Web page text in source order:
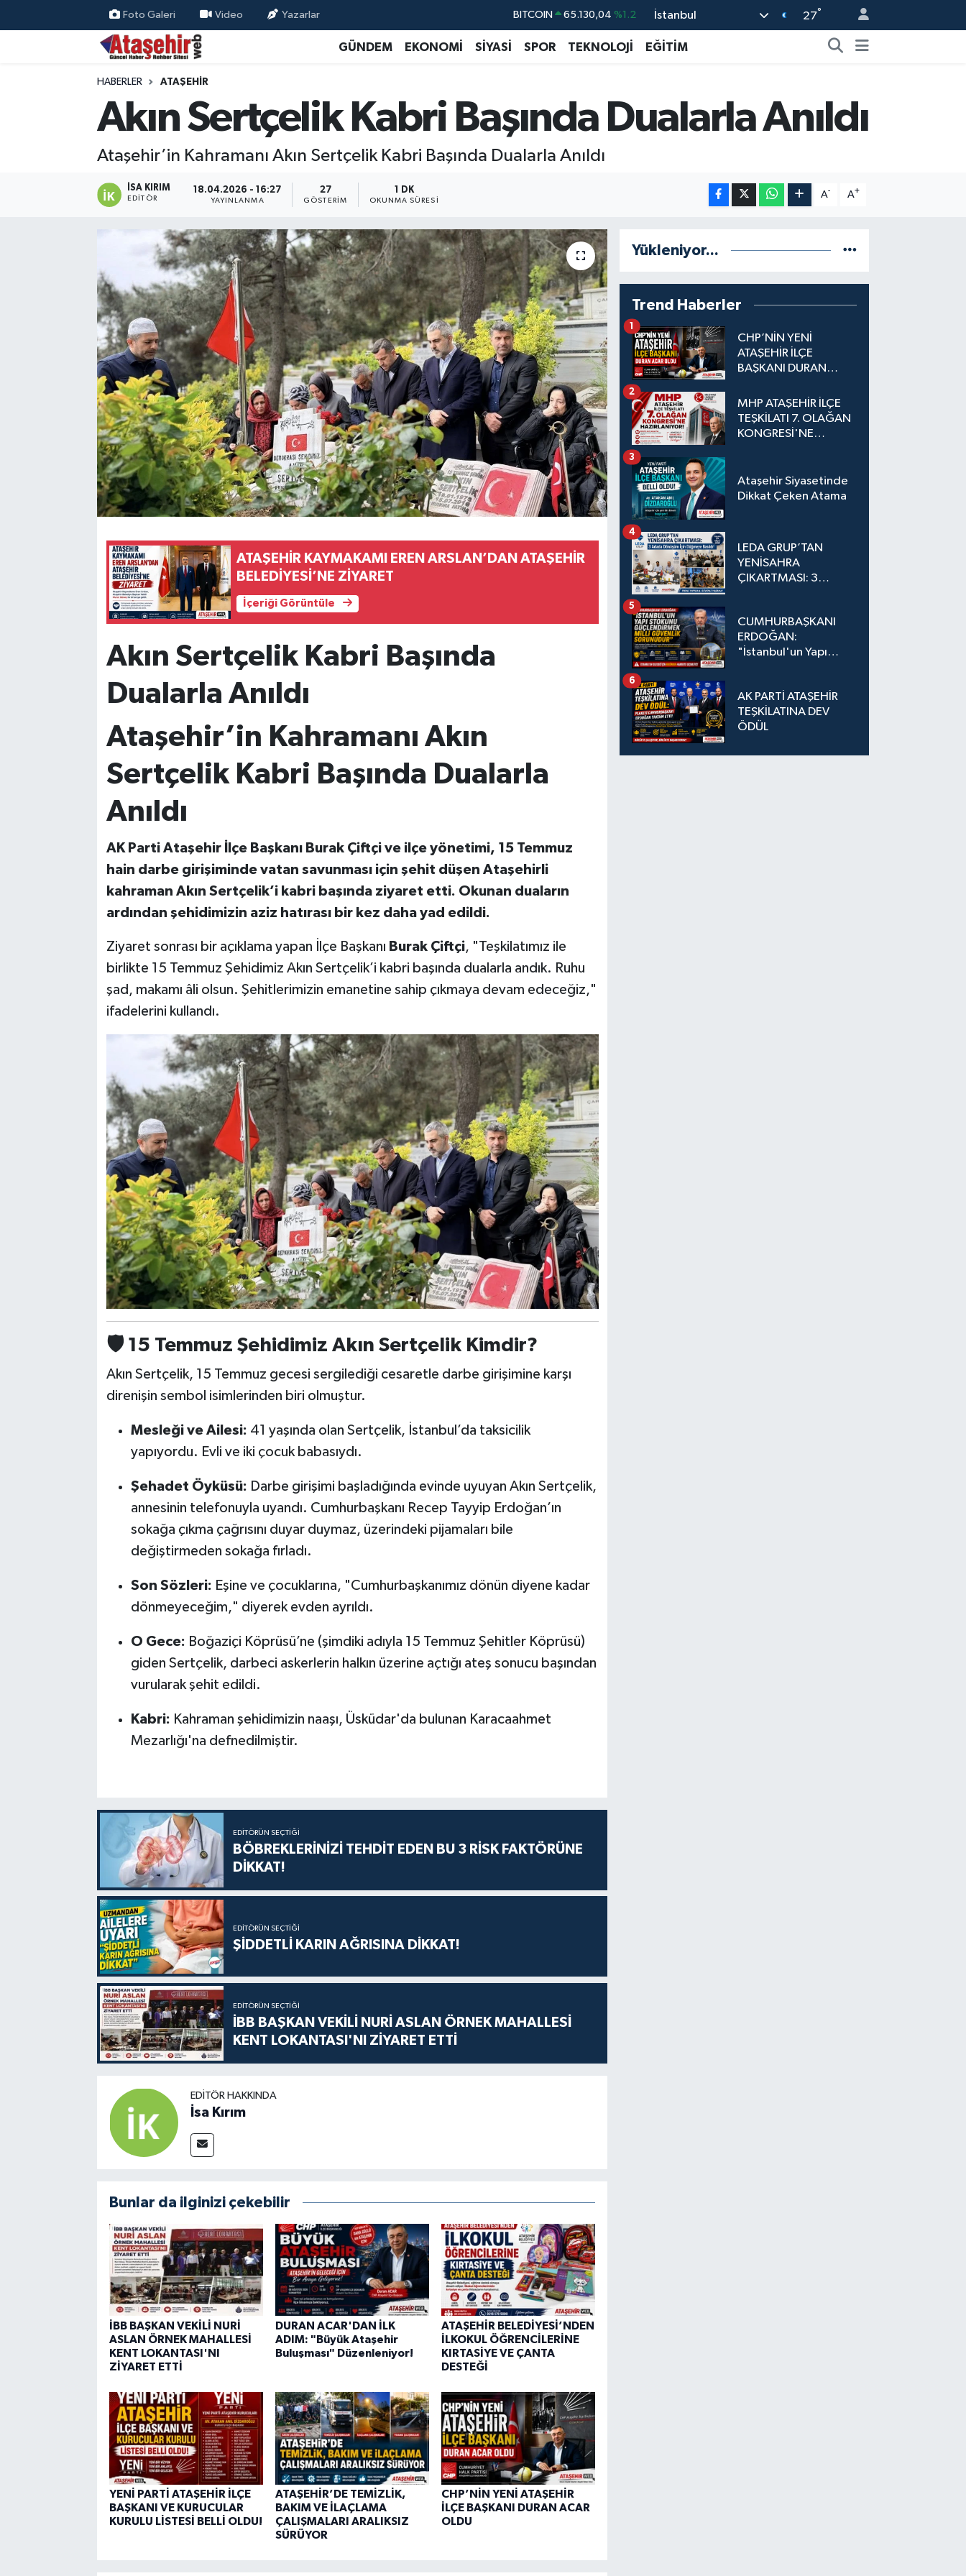
Foto Galeri Video Yazarlar DOLAR 47,7106 %0.17
EURO 55,1652 %0.27
BİST100 13.773 %-19
İstanbul 27°
GÜNDEM EKONOMİ SİYASİ SPOR TEKNOLOJİ EĞİTİM
HABERLER ATAŞEHİR
Akın Sertçelik Kabri Başında Dualarla Anıldı
Ataşehir’in Kahramanı Akın Sertçelik Kabri Başında Dualarla Anıldı
İSA KIRIM
EDITÖR
18.04.2026 - 16:27
YAYINLANMA
27
GÖSTERIM
1 DK
OKUNMA SÜRESI
A- A+
ATAŞEHİR KAYMAKAMI EREN ARSLAN’DAN ATAŞEHİR
BELEDİYESİ’NE ZİYARET
İçeriği Görüntüle
Akın Sertçelik Kabri Başında
Dualarla Anıldı
Ataşehir’in Kahramanı Akın
Sertçelik Kabri Başında Dualarla
Anıldı
AK Parti Ataşehir İlçe Başkanı Burak Çiftçi ve ilçe yönetimi, 15 Temmuz
hain darbe girişiminde vatan savunması için şehit düşen Ataşehirli
kahraman Akın Sertçelik’i kabri başında ziyaret etti. Okunan duaların
ardından şehidimizin aziz hatırası bir kez daha yad edildi.
Ziyaret sonrası bir açıklama yapan İlçe Başkanı Burak Çiftçi, "Teşkilatımız ile
birlikte 15 Temmuz Şehidimiz Akın Sertçelik’i kabri başında dualarla andık. Ruhu
şad, makamı âli olsun. Şehitlerimizin emanetine sahip çıkmaya devam edeceğiz,"
ifadelerini kullandı.
🛡️ 15 Temmuz Şehidimiz Akın Sertçelik Kimdir?
Akın Sertçelik, 15 Temmuz gecesi sergilediği cesaretle darbe girişimine karşı
direnişin sembol isimlerinden biri olmuştur.
Mesleği ve Ailesi: 41 yaşında olan Sertçelik, İstanbul’da taksicilik
yapıyordu. Evli ve iki çocuk babasıydı.
Şehadet Öyküsü: Darbe girişimi başladığında evinde uyuyan Akın Sertçelik,
annesinin telefonuyla uyandı. Cumhurbaşkanı Recep Tayyip Erdoğan’ın
sokağa çıkma çağrısını duyar duymaz, üzerindeki pijamaları bile
değiştirmeden sokağa fırladı.
Son Sözleri: Eşine ve çocuklarına, "Cumhurbaşkanımız dönün diyene kadar
dönmeyeceğim," diyerek evden ayrıldı.
O Gece: Boğaziçi Köprüsü’ne (şimdiki adıyla 15 Temmuz Şehitler Köprüsü)
giden Sertçelik, darbeci askerlerin halkın üzerine açtığı ateş sonucu başından
vurularak şehit edildi.
Kabri: Kahraman şehidimizin naaşı, Üsküdar'da bulunan Karacaahmet
Mezarlığı'na defnedilmiştir.
EDITÖRÜN SEÇTIĞI
BÖBREKLERİNİZİ TEHDİT EDEN BU 3 RİSK FAKTÖRÜNE
DİKKAT!
EDITÖRÜN SEÇTIĞI
ŞİDDETLİ KARIN AĞRISINA DİKKAT!
EDITÖRÜN SEÇTIĞI
İBB BAŞKAN VEKİLİ NURİ ASLAN ÖRNEK MAHALLESİ
KENT LOKANTASI'NI ZİYARET ETTİ
EDITÖR HAKKINDA
İsa Kırım
Bunlar da ilginizi çekebilir
İBB BAŞKAN VEKİLİ NURİ
ASLAN ÖRNEK MAHALLESİ
KENT LOKANTASI'NI
ZİYARET ETTİ
DURAN ACAR'DAN İLK
ADIM: "Büyük Ataşehir
Buluşması" Düzenleniyor!
ATAŞEHİR BELEDİYESİ’NDEN
İLKOKUL ÖĞRENCİLERİNE
KIRTASİYE VE ÇANTA
DESTEĞİ
YENİ PARTİ ATAŞEHİR İLÇE
BAŞKANI VE KURUCULAR
KURULU LİSTESİ BELLİ OLDU!
ATAŞEHİR’DE TEMİZLİK,
BAKIM VE İLAÇLAMA
ÇALIŞMALARI ARALIKSIZ
SÜRÜYOR
CHP’NİN YENİ ATAŞEHİR
İLÇE BAŞKANI DURAN ACAR
OLDU
Yükleniyor...
Trend Haberler
CHP’NİN YENİ
ATAŞEHİR İLÇE
BAŞKANI DURAN
1
MHP ATAŞEHİR İLÇE
TEŞKİLATI 7. OLAĞAN
KONGRESİ'NE
2
Ataşehir Siyasetinde
Dikkat Çeken Atama
3
LEDA GRUP’TAN
YENİSAHRA
ÇIKARTMASI: 3
4
CUMHURBAŞKANI
ERDOĞAN:
"İstanbul'un Yapı
Güvenlik Sorunudur"
5
AK PARTİ ATAŞEHİR
TEŞKİLATINA DEV
ÖDÜL
6
Hava Durumu
Süper Lig Puan Durumu ve Fikstür
Tüm Manşetler
Son Dakika Haberleri